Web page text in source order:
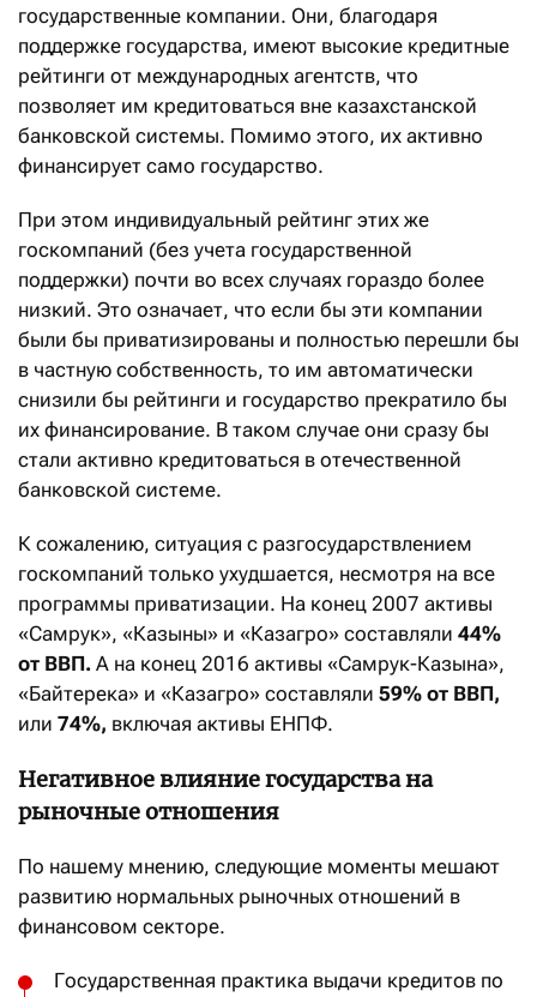
государственные компании. Они, благодаря
поддержке государства, имеют высокие кредитные
рейтинги от международных агентств, что
позволяет им кредитоваться вне казахстанской
банковской системы. Помимо этого, их активно
финансирует само государство.
При этом индивидуальный рейтинг этих же
госкомпаний (без учета государственной
поддержки) почти во всех случаях гораздо более
низкий. Это означает, что если бы эти компании
были бы приватизированы и полностью перешли бы
в частную собственность, то им автоматически
снизили бы рейтинги и государство прекратило бы
их финансирование. В таком случае они сразу бы
стали активно кредитоваться в отечественной
банковской системе.
К сожалению, ситуация с разгосударствлением
госкомпаний только ухудшается, несмотря на все
программы приватизации. На конец 2007 активы
«Самрук», «Казыны» и «Казагро» составляли 44%
от ВВП. А на конец 2016 активы «Самрук-Казына»,
«Байтерека» и «Казагро» составляли 59% от ВВП,
или 74%, включая активы ЕНПФ.
Негативное влияние государства на
рыночные отношения
По нашему мнению, следующие моменты мешают
развитию нормальных рыночных отношений в
финансовом секторе.
Государственная практика выдачи кредитов по